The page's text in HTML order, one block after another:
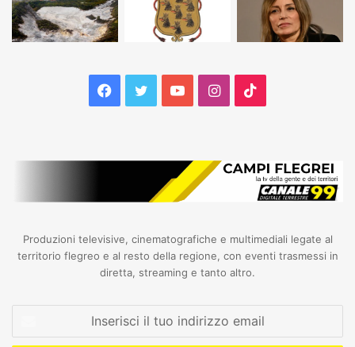
Facebook
TwitterYouTubeInstagram
Produzioni televisive, cinematografiche e multimediali legate al
territorio flegreo e al resto della regione, con eventi trasmessi in
diretta, streaming e tanto altro.